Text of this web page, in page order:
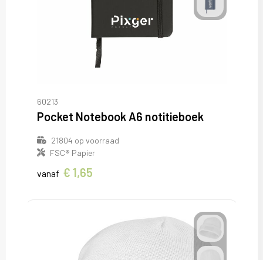
60213
Pocket Notebook A6 notitieboek
21804 op voorraad
FSC® Papier
vanaf € 1,65